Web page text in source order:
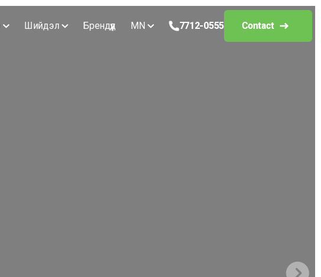
Шийдэл Брендүүд MN 7712-0555 Contact